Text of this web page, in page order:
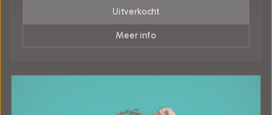
Uitverkocht
Meer info